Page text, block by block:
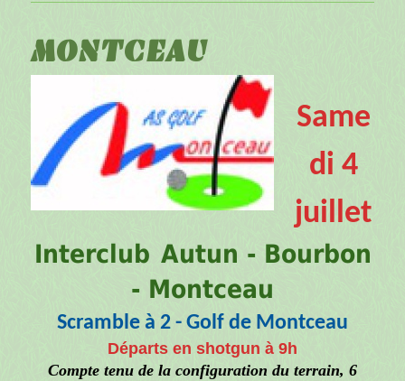
MONTCEAU
Same
di 4
juillet
Interclub Autun - Bourbon
- Montceau
Scramble à 2 - Golf de Montceau
Départs en shotgun à 9h
Compte tenu de la configuration du terrain, 6